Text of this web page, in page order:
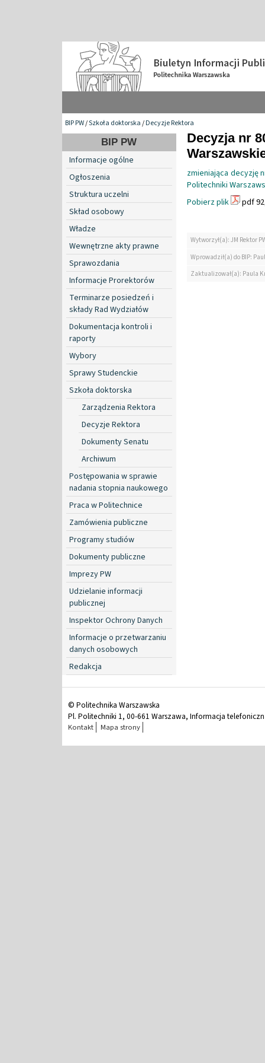
BIP PW/Szkoła doktorska/Decyzje Rektora
BIP PW
Informacje ogólne
Ogłoszenia
Struktura uczelni
Skład osobowy
Władze
Wewnętrzne akty prawne
Sprawozdania
Informacje Prorektorów
Terminarze posiedzeń i
składy Rad Wydziałów
Dokumentacja kontroli i
raporty
Wybory
Sprawy Studenckie
Szkoła doktorska
Zarządzenia Rektora
Decyzje Rektora
Dokumenty Senatu
Archiwum
Postępowania w sprawie
nadania stopnia naukowego
Praca w Politechnice
Zamówienia publiczne
Programy studiów
Dokumenty publiczne
Imprezy PW
Udzielanie informacji
publicznej
Inspektor Ochrony Danych
Informacje o przetwarzaniu
danych osobowych
Redakcja
Decyzja nr
zmieniająca decyzję
Politechniki
Pobierz plik
pdf
Wytworzył(a): JM Rektor
Wprowadził(a) do BIP:
Zaktualizował(a): Paula
© Politechnika Warszawska
Pl. Politechniki 1, 00-661 Warszawa, Informacja
Kontakt Mapa strony